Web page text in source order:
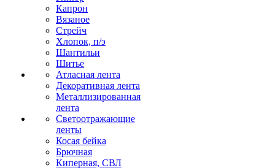
Капрон
Вязаное
Стрейч
Хлопок, п/э
Шантильи
Шитье
Атласная лента
Декоративная лента
Металлизированная
лента
Светоотражающие
ленты
Косая бейка
Брючная
Киперная, СВЛ